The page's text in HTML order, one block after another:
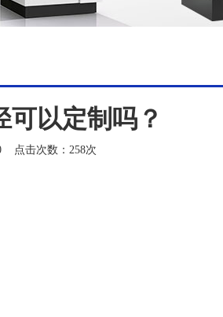
以定制吗？
点击次数： 258次